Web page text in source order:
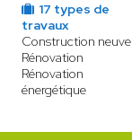
17 types de
travaux
Construction neuve
Rénovation
Rénovation
énergétique